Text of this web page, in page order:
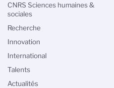
CNRS Sciences humaines &
sociales
Recherche
Innovation
International
Talents
Actualités